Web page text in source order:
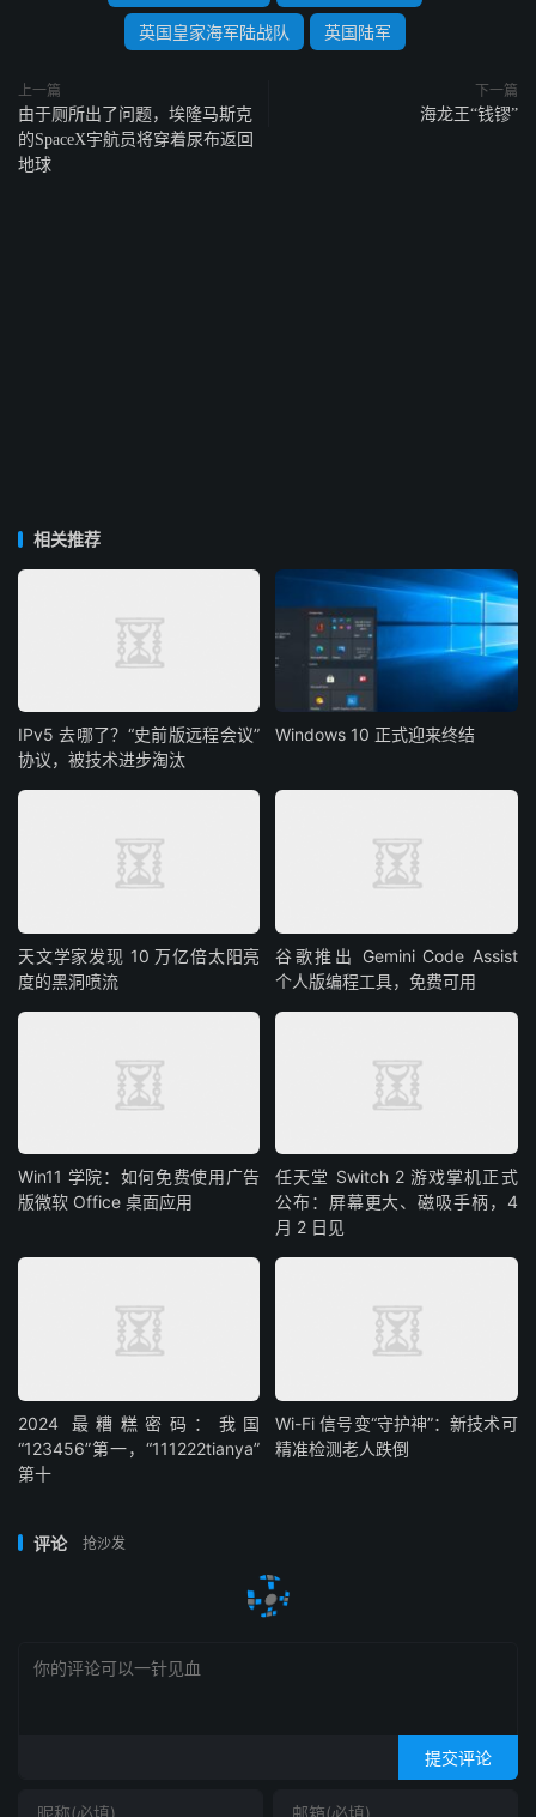
英国皇家海军陆战队 英国陆军
上一篇
由于厕所出了问题，埃隆马斯克
的SpaceX宇航员将穿着尿布返回
地球
下一篇
海龙王“钱镠”
相关推荐
IPv5 去哪了？“史前版远程会议”
协议，被技术进步淘汰
Windows 10 正式迎来终结
天文学家发现 10 万亿倍太阳亮
度的黑洞喷流
谷歌推出 Gemini Code Assist
个人版编程工具，免费可用
Win11 学院：如何免费使用广告
版微软 Office 桌面应用
任天堂 Switch 2 游戏掌机正式
公布：屏幕更大、磁吸手柄，4
月 2 日见
2024 最糟糕密码：我国
“123456”第一，“111222tianya”
第十
Wi-Fi 信号变“守护神”：新技术可
精准检测老人跌倒
评论 抢沙发
提交评论